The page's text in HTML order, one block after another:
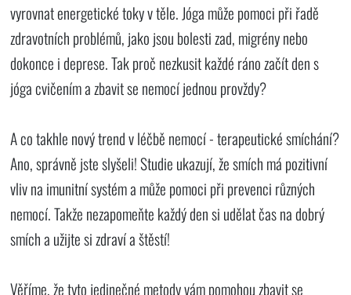
vyrovnat energetické toky v těle. Jóga může pomoci při řadě
zdravotních problémů, jako jsou bolesti zad, migrény nebo
dokonce i deprese. Tak proč nezkusit každé ráno začít den s
jóga cvičením a zbavit se nemocí jednou provždy?
A co takhle nový trend v léčbě nemocí - terapeutické smíchání?
Ano, správně jste slyšeli! Studie ukazují, že smích má pozitivní
vliv na imunitní systém a může pomoci při prevenci různých
nemocí. Takže nezapomeňte každý den si udělat čas na dobrý
smích a užijte si zdraví a štěstí!
Věříme, že tyto jedinečné metody vám pomohou zbavit se